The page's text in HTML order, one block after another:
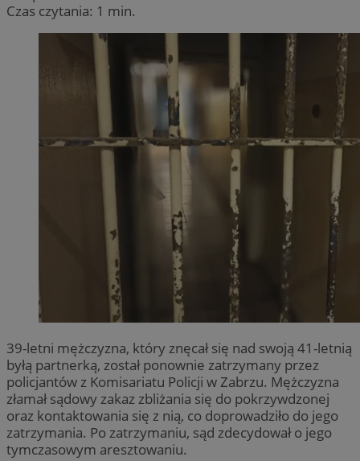
Czas czytania: 1 min.
39-letni mężczyzna, który znęcał się nad swoją 41-letnią
byłą partnerką, został ponownie zatrzymany przez
policjantów z Komisariatu Policji w Zabrzu. Mężczyzna
złamał sądowy zakaz zbliżania się do pokrzywdzonej
oraz kontaktowania się z nią, co doprowadziło do jego
zatrzymania. Po zatrzymaniu, sąd zdecydował o jego
tymczasowym aresztowaniu.